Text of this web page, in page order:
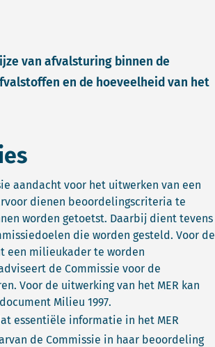
van afvalsturing binnen de
en de hoeveelheid van het
aandacht voor het uitwerken van een
dienen beoordelingscriteria te
worden getoetst. Daarbij dient tevens
die worden gesteld. Voor de
een milieukader te worden
de Commissie voor de
Voor de uitwerking van het MER kan
Milieu 1997.
essentiële informatie in het MER
de Commissie in haar beoordeling